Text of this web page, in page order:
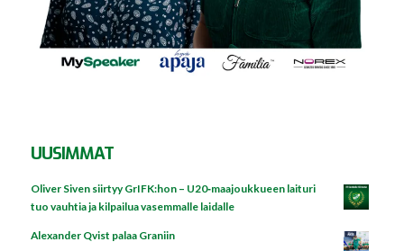
UUSIMMAT
Oliver Siven siirtyy GrIFK:hon – U20‑maajoukkueen laituri
tuo vauhtia ja kilpailua vasemmalle laidalle
Alexander Qvist palaa Graniin